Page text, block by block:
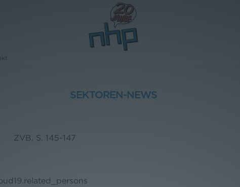
SEKTOREN-NEWS
ZVB, S. 145-147